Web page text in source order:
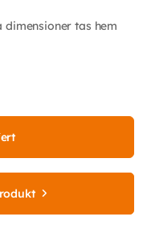
dimensioner tas hem